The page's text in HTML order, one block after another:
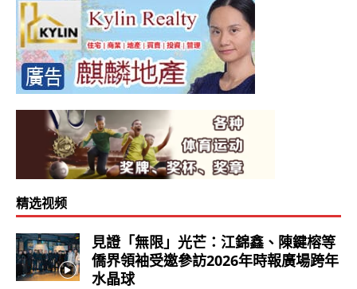
精选视频
見證「無限」光芒：江錦鑫、陳鍵榕等
僑界領袖受邀參訪2026年時報廣場跨年
水晶球